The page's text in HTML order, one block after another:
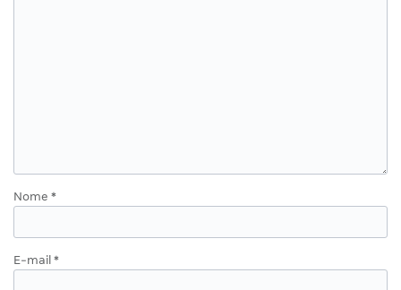
Nome *
E-mail *